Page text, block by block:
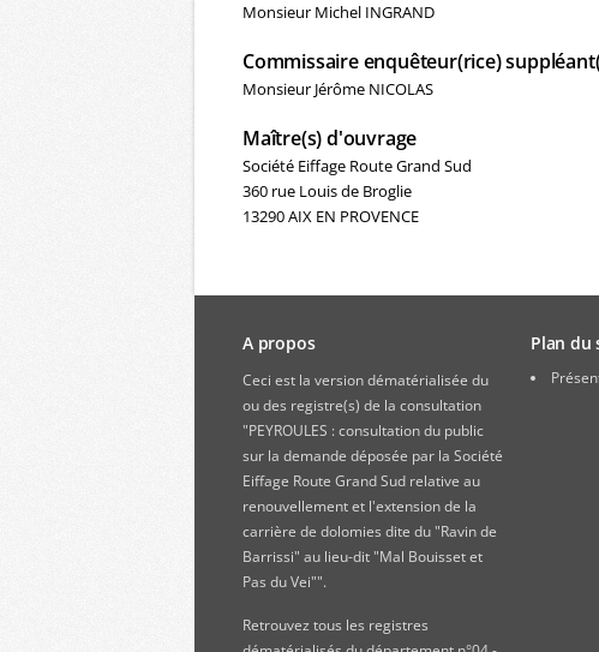
Monsieur Michel INGRAND
Commissaire enquêteur(rice)
Monsieur Jérôme NICOLAS
Maître(s) d'ouvrage
Société Eiffage Route Grand Sud
360 rue Louis de Broglie
13290 AIX EN PROVENCE
A propos
Ceci est la version dématérialisée du
ou des registre(s) de la consultation
"PEYROULES : consultation du public
sur la demande déposée par la Société
Eiffage Route Grand Sud relative au
renouvellement et l'extension de la
carrière de dolomies dite du "Ravin de
Barrissi" au lieu-dit "Mal Bouisset et
Pas du Vei"".
Retrouvez tous les registres
Plan du